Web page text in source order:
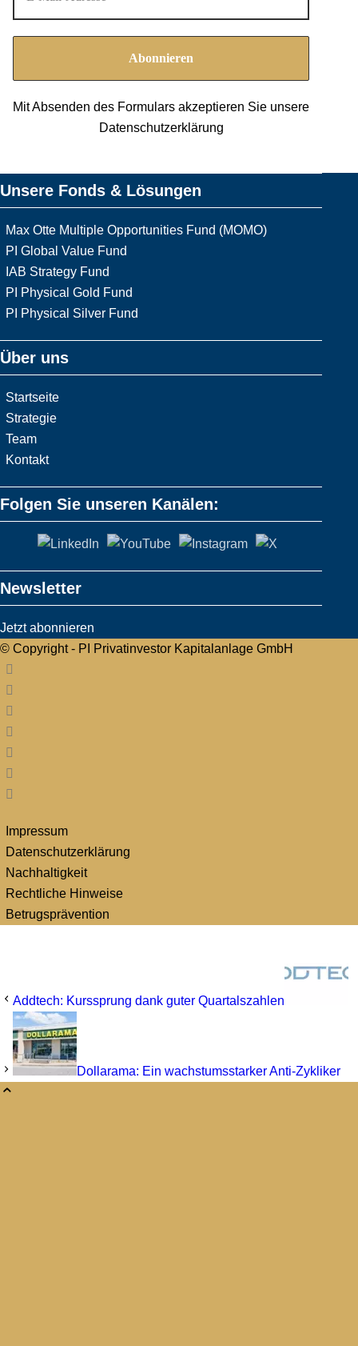
Mit Absenden des Formulars akzeptieren Sie unsere
Datenschutzerklärung
Unsere Fonds & Lösungen
Max Otte Multiple Opportunities Fund (MOMO)
PI Global Value Fund
IAB Strategy Fund
PI Physical Gold Fund
PI Physical Silver Fund
Über uns
Startseite
Strategie
Team
Kontakt
Folgen Sie unseren Kanälen:
Newsletter
Jetzt abonnieren
© Copyright - PI Privatinvestor Kapitalanlage GmbH
Impressum
Datenschutzerklärung
Nachhaltigkeit
Rechtliche Hinweise
Betrugsprävention
Addtech: Kurssprung dank guter Quartalszahlen
Dollarama: Ein wachstumsstarker Anti-Zykliker